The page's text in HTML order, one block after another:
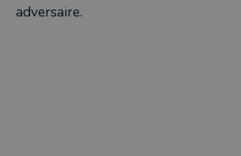
adversaire.